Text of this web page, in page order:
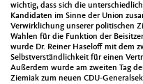
wichtig, dass sich die
Kandidaten im Sinne der Union
Verwirklichung unserer politischen
Wahlen für die Funktion der
wurde Dr. Reiner Haseloff mit dem
Selbstverständlichkeit für einen
Außerdem wurde am zweiten Tag
Ziemiak zum neuen CDU-